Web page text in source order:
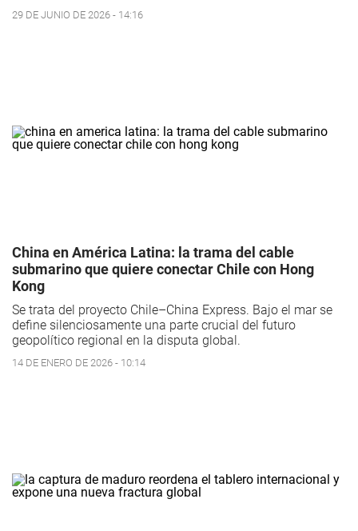
29 DE JUNIO DE 2026 - 14:16
China en América Latina: la trama del cable
submarino que quiere conectar Chile con Hong
Kong
Se trata del proyecto Chile–China Express. Bajo el mar se
define silenciosamente una parte crucial del futuro
geopolítico regional en la disputa global.
14 DE ENERO DE 2026 - 10:14